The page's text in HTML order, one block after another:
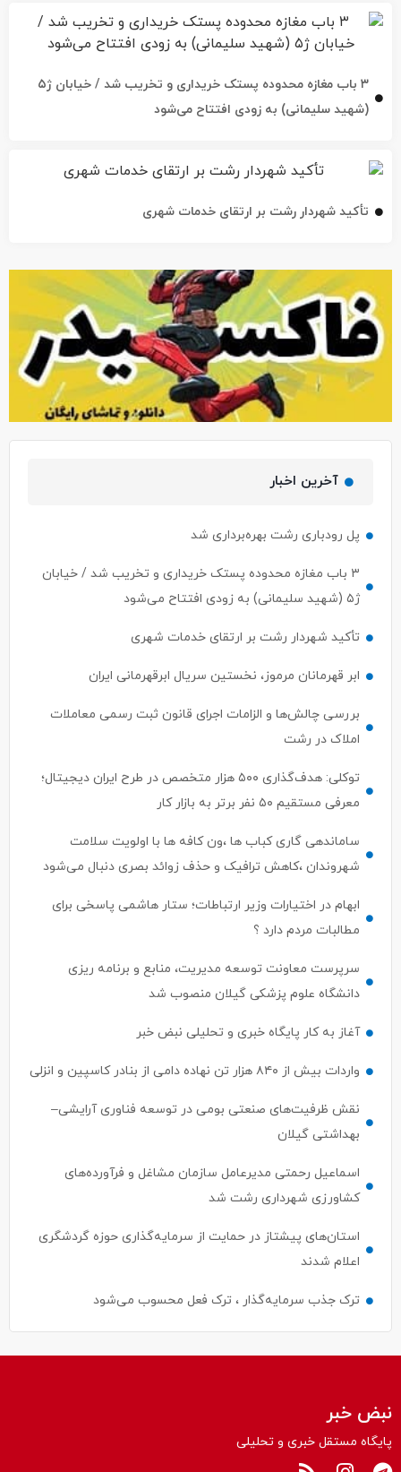
۳ باب مغازه محدوده پستک خریداری و تخریب شد / خیابان ژ۵
(شهید سلیمانی) به زودی افتتاح می‌شود
تأکید شهردار رشت بر ارتقای خدمات شهری
آخرین اخبار
پل رودباری رشت بهره‌برداری شد
۳ باب مغازه محدوده پستک خریداری و تخریب شد / خیابان
ژ۵ (شهید سلیمانی) به زودی افتتاح می‌شود
تأکید شهردار رشت بر ارتقای خدمات شهری
ابر قهرمانان مرموز، نخستین سریال ابرقهرمانی ایران
بررسی چالش‌ها و الزامات اجرای قانون ثبت رسمی معاملات
املاک در رشت
توکلی: هدف‌گذاری ۵۰۰ هزار متخصص در طرح ایران دیجیتال؛
معرفی مستقیم ۵۰ نفر برتر به بازار کار
ساماندهی گاری کباب ها ،ون کافه ها با اولویت سلامت
شهروندان ،کاهش ترافیک و حذف زوائد بصری دنبال می‌شود
ابهام در اختیارات وزیر ارتباطات؛ ستار هاشمی پاسخی برای
مطالبات مردم دارد ؟
سرپرست معاونت توسعه مدیریت، منابع و برنامه ریزی
دانشگاه علوم پزشکی گیلان منصوب شد
آغاز به کار پایگاه خبری و تحلیلی نبض خبر
واردات بیش از ۸۴۰ هزار تن نهاده دامی از بنادر كاسپین و انزلی
نقش ظرفیت‌های صنعتی بومی در توسعه فناوری آرایشی–
بهداشتی گیلان
اسماعیل رحمتی مدیرعامل سازمان مشاغل و فرآورده‌های
کشاورزی شهرداری رشت شد
استان‌های پیشتاز در حمایت از سرمایه‌گذاری حوزه گردشگری
اعلام شدند
ترک جذب سرمایه‌گذار ، ترک فعل محسوب می‌شود
نبض خبر
پایگاه مستقل خبری و تحلیلی